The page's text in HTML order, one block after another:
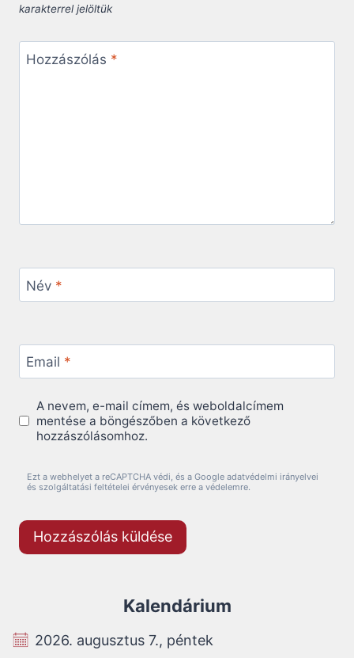
karakterrel jelöltük
Hozzászólás *
Név *
Email *
A nevem, e-mail címem, és weboldalcímem
mentése a böngészőben a következő
hozzászólásomhoz.
Ezt a webhelyet a reCAPTCHA védi, és a Google adatvédelmi irányelvei
és szolgáltatási feltételei érvényesek erre a védelemre.
Kalendárium
2026. augusztus 7., péntek